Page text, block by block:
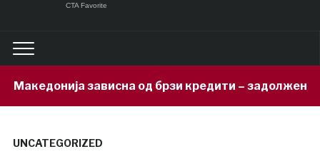
од брзи кредити – задолжени 333 милиони евра
UNCATEGORIZED